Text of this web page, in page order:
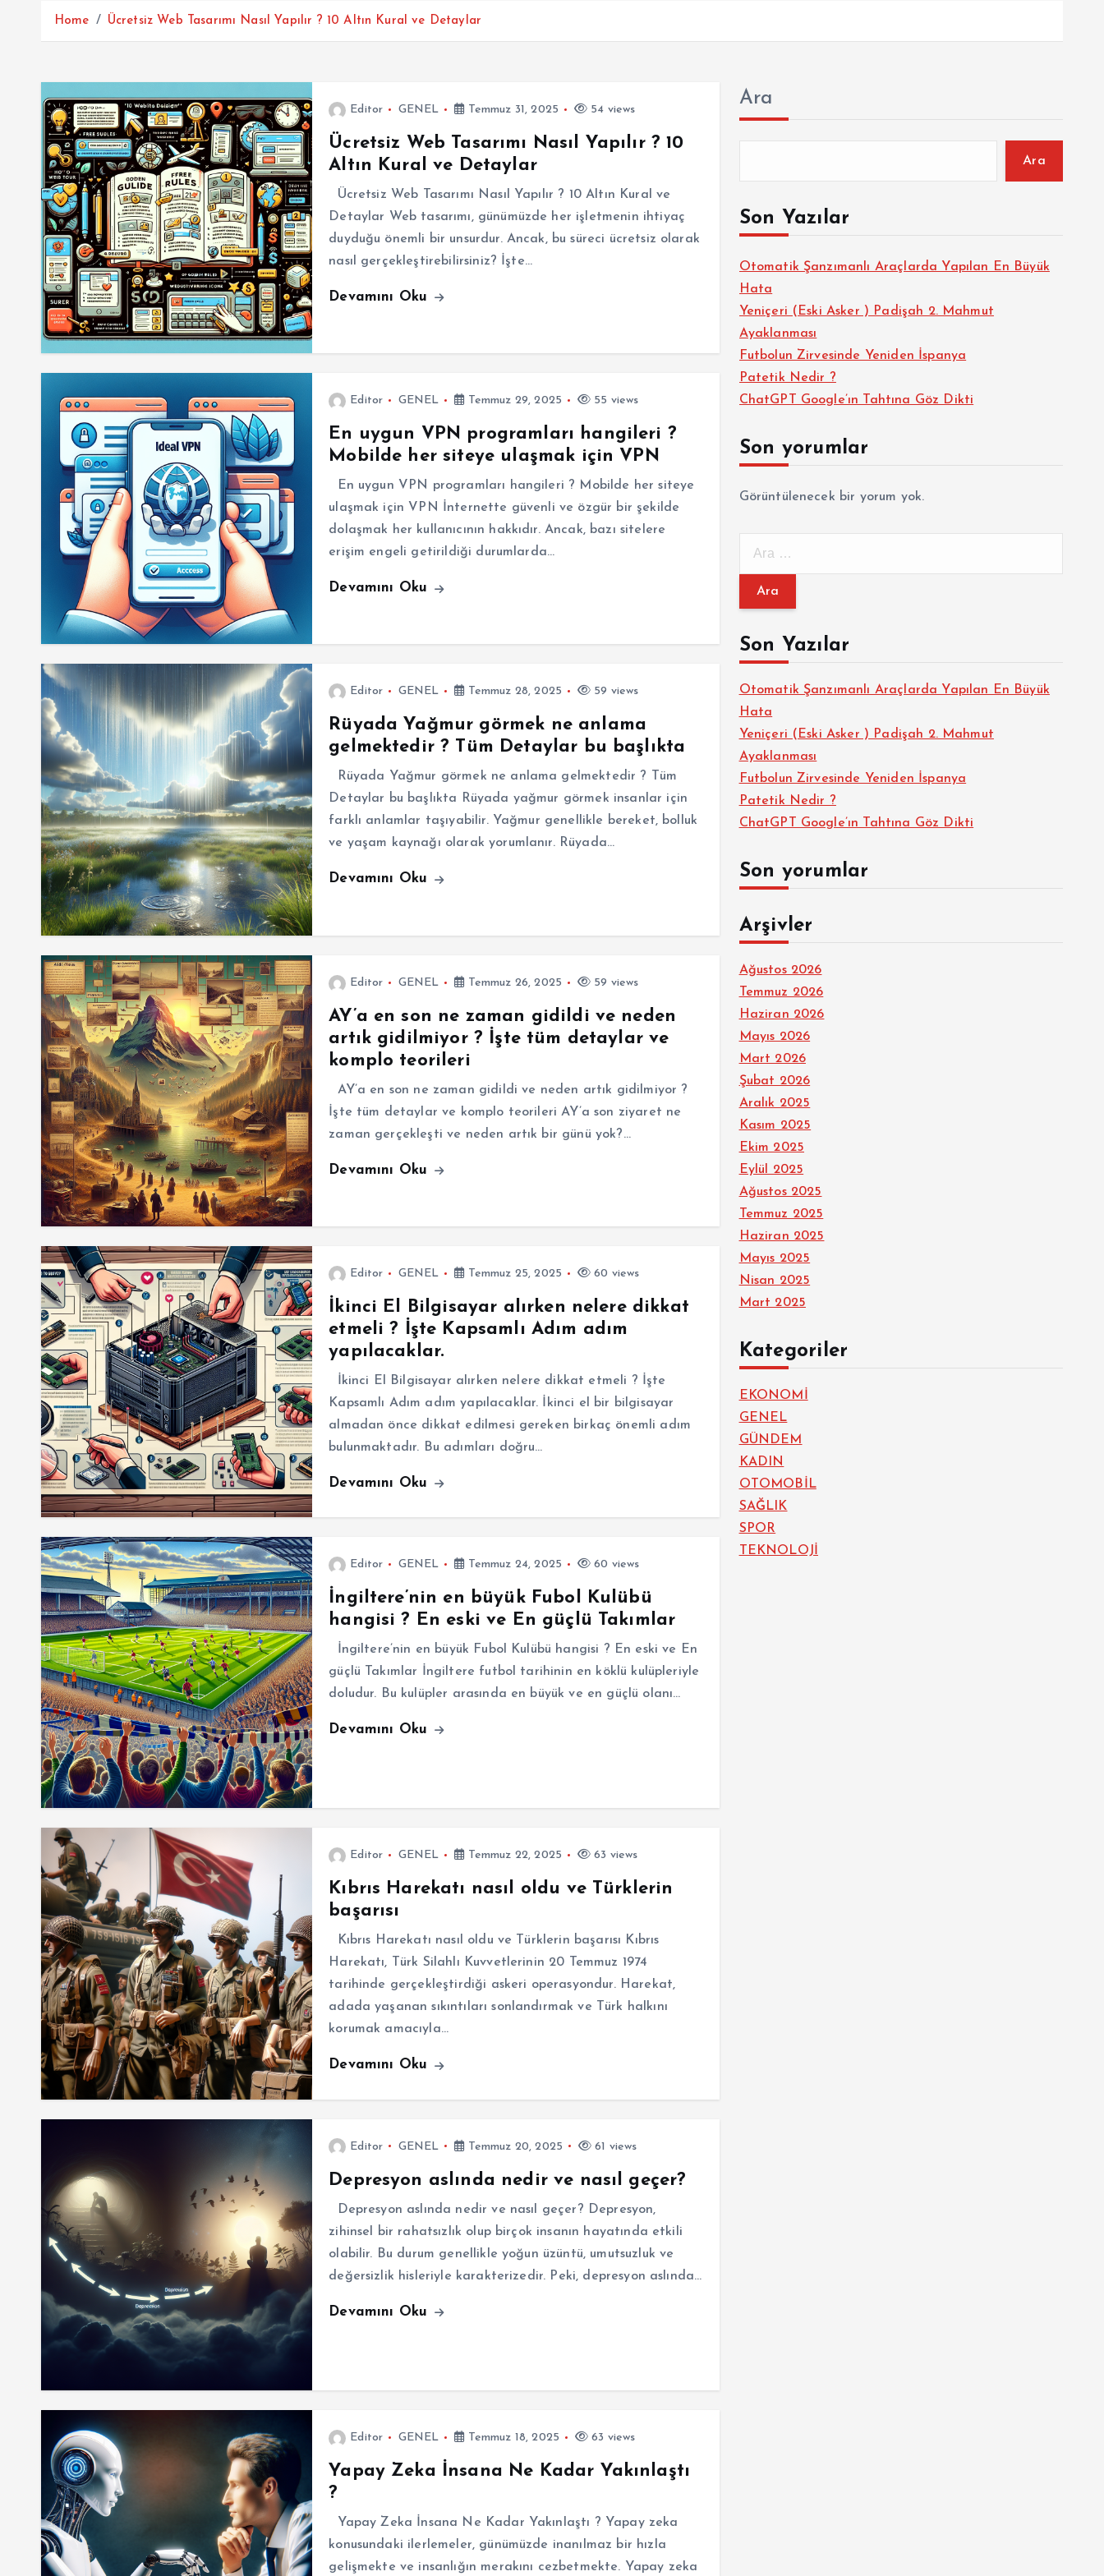
Home Ücretsiz Web Tasarımı Nasıl Yapılır ? 10 Altın Kural ve Detaylar
Editor GENEL Temmuz 31, 2025 54 views
Ücretsiz Web Tasarımı Nasıl Yapılır ? 10
Altın Kural ve Detaylar
Ücretsiz Web Tasarımı Nasıl Yapılır ? 10 Altın Kural ve
Detaylar Web tasarımı, günümüzde her işletmenin ihtiyaç
duyduğu önemli bir unsurdur. Ancak, bu süreci ücretsiz olarak
nasıl gerçekleştirebilirsiniz? İşte…
Devamını Oku
Editor GENEL Temmuz 29, 2025 55 views
En uygun VPN programları hangileri ?
Mobilde her siteye ulaşmak için VPN
En uygun VPN programları hangileri ? Mobilde her siteye
ulaşmak için VPN İnternette güvenli ve özgür bir şekilde
dolaşmak her kullanıcının hakkıdır. Ancak, bazı sitelere
erişim engeli getirildiği durumlarda…
Devamını Oku
Editor GENEL Temmuz 28, 2025 59 views
Rüyada Yağmur görmek ne anlama
gelmektedir ? Tüm Detaylar bu başlıkta
Rüyada Yağmur görmek ne anlama gelmektedir ? Tüm
Detaylar bu başlıkta Rüyada yağmur görmek insanlar için
farklı anlamlar taşıyabilir. Yağmur genellikle bereket, bolluk
ve yaşam kaynağı olarak yorumlanır. Rüyada…
Devamını Oku
Editor GENEL Temmuz 26, 2025 59 views
AY’a en son ne zaman gidildi ve neden
artık gidilmiyor ? İşte tüm detaylar ve
komplo teorileri
AY’a en son ne zaman gidildi ve neden artık gidilmiyor ?
İşte tüm detaylar ve komplo teorileri AY’a son ziyaret ne
zaman gerçekleşti ve neden artık bir günü yok?…
Devamını Oku
Editor GENEL Temmuz 25, 2025 60 views
İkinci El Bilgisayar alırken nelere dikkat
etmeli ? İşte Kapsamlı Adım adım
yapılacaklar.
İkinci El Bilgisayar alırken nelere dikkat etmeli ? İşte
Kapsamlı Adım adım yapılacaklar. İkinci el bir bilgisayar
almadan önce dikkat edilmesi gereken birkaç önemli adım
bulunmaktadır. Bu adımları doğru…
Devamını Oku
Editor GENEL Temmuz 24, 2025 60 views
İngiltere’nin en büyük Fubol Kulübü
hangisi ? En eski ve En güçlü Takımlar
İngiltere’nin en büyük Fubol Kulübü hangisi ? En eski ve En
güçlü Takımlar İngiltere futbol tarihinin en köklü kulüpleriyle
doludur. Bu kulüpler arasında en büyük ve en güçlü olanı…
Devamını Oku
Editor GENEL Temmuz 22, 2025 63 views
Kıbrıs Harekatı nasıl oldu ve Türklerin
başarısı
Kıbrıs Harekatı nasıl oldu ve Türklerin başarısı Kıbrıs
Harekatı, Türk Silahlı Kuvvetlerinin 20 Temmuz 1974
tarihinde gerçekleştirdiği askeri operasyondur. Harekat,
adada yaşanan sıkıntıları sonlandırmak ve Türk halkını
korumak amacıyla…
Devamını Oku
Editor GENEL Temmuz 20, 2025 61 views
Depresyon aslında nedir ve nasıl geçer?
Depresyon aslında nedir ve nasıl geçer? Depresyon,
zihinsel bir rahatsızlık olup birçok insanın hayatında etkili
olabilir. Bu durum genellikle yoğun üzüntü, umutsuzluk ve
değersizlik hisleriyle karakterizedir. Peki, depresyon aslında…
Devamını Oku
Editor GENEL Temmuz 18, 2025 63 views
Yapay Zeka İnsana Ne Kadar Yakınlaştı
?
Yapay Zeka İnsana Ne Kadar Yakınlaştı ? Yapay zeka
konusundaki ilerlemeler, günümüzde inanılmaz bir hızla
gelişmekte ve insanlığın merakını cezbetmekte. Yapay zeka
Ara
Ara
Son Yazılar
Otomatik Şanzımanlı Araçlarda Yapılan En Büyük
Hata
Yeniçeri (Eski Asker ) Padişah 2. Mahmut
Ayaklanması
Futbolun Zirvesinde Yeniden İspanya
Patetik Nedir ?
ChatGPT Google’ın Tahtına Göz Dikti
Son yorumlar
Görüntülenecek bir yorum yok.
m
:Son Yazılar
Otomatik Şanzımanlı Araçlarda Yapılan En Büyük
Hata
Yeniçeri (Eski Asker ) Padişah 2. Mahmut
Ayaklanması
Futbolun Zirvesinde Yeniden İspanya
Patetik Nedir ?
ChatGPT Google’ın Tahtına Göz Dikti
Son yorumlar
Arşivler
Ağustos 2026
Temmuz 2026
Haziran 2026
Mayıs 2026
Mart 2026
Şubat 2026
Aralık 2025
Kasım 2025
Ekim 2025
Eylül 2025
Ağustos 2025
Temmuz 2025
Haziran 2025
Mayıs 2025
Nisan 2025
Mart 2025
Kategoriler
EKONOMİ
GENEL
GÜNDEM
KADIN
OTOMOBİL
SAĞLIK
SPOR
TEKNOLOJİ